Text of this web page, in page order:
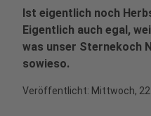
Ist eigentlich noch
Eigentlich auch egal,
was unser Sternekoch
sowieso.
Veröffentlicht: Mittwoch,